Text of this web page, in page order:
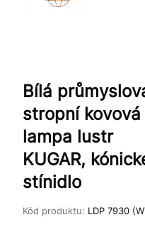
Bílá
stropní kovová
lampa lustr
KUGAR,
stínidlo
Kód produktu: LDP 7930